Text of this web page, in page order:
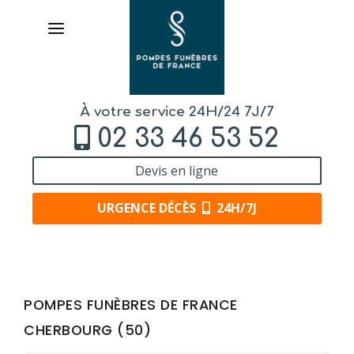
À votre service 24H/24 7J/7
02 33 46 53 52
Devis en ligne
URGENCE DÉCÈS 24H/7J
ORGANISER DES OBSÈQUES
PRÉVOIR SES OBSÈQUES
POMPES FUNÈBRES DE FRANCE
CHERBOURG (50)